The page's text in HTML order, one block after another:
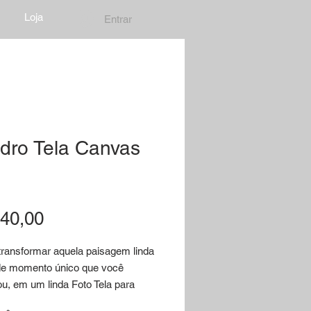
Loja Entrar
Tela Canvas
Preço
aquela paisagem linda
momento único que você
em um linda Foto Tela para